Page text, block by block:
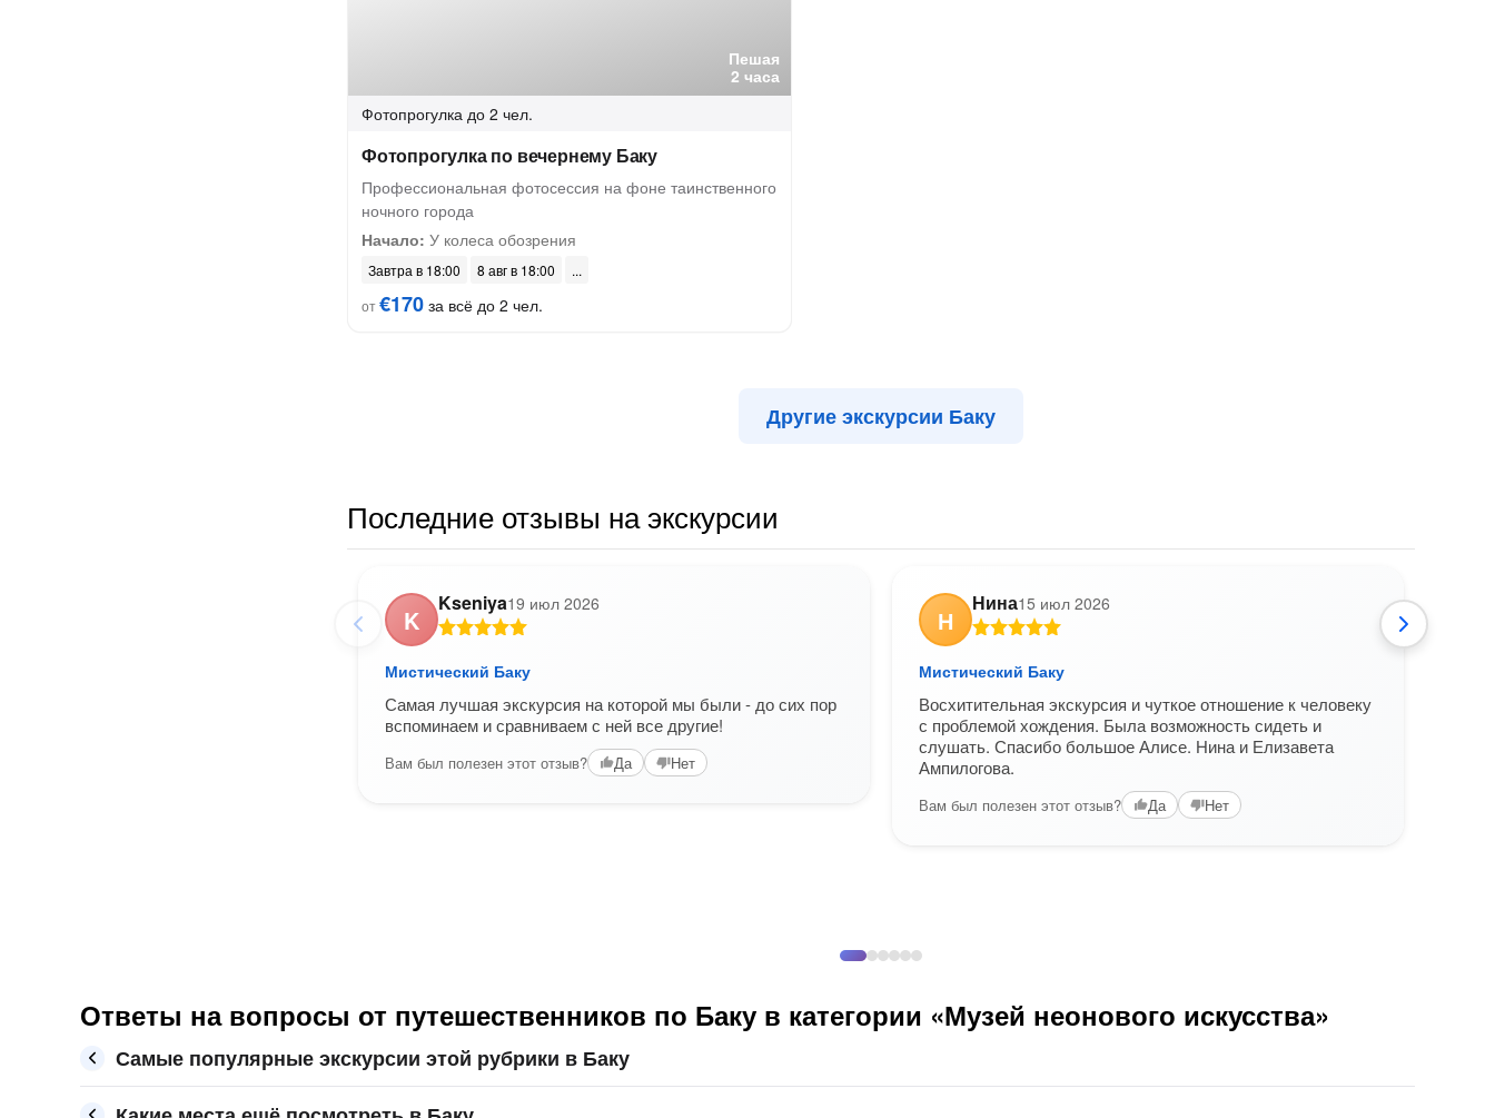
Пешая
2 часа
Фотопрогулка до 2 чел.
Фотопрогулка по вечернему Баку
Профессиональная фотосессия на фоне таинственного
ночного города
Начало: У колеса обозрения
Завтра в 18:00
8 авг в 18:00
от€170 за всё до 2 чел.
Другие экскурсии Баку
Последние отзывы на экскурсии
K
Kseniya19 июл 2026
Мистический Баку
Самая лучшая экскурсия на которой мы были - до сих пор
вспоминаем и сравниваем с ней все другие!
Вам был полезен этот отзыв? Да Нет
Н
Нина15 июл 2026
Мистический Баку
Восхитительная экскурсия и чуткое отношение к человеку
с проблемой хождения. Была возможность сидеть и
слушать. Спасибо большое Алисе. Нина и Елизавета
Ампилогова.
Вам был полезен этот отзыв? Да Нет
Ответы на вопросы от путешественников по Баку в категории «Музей неонового искусства»
Самые популярные экскурсии этой рубрики в Баку